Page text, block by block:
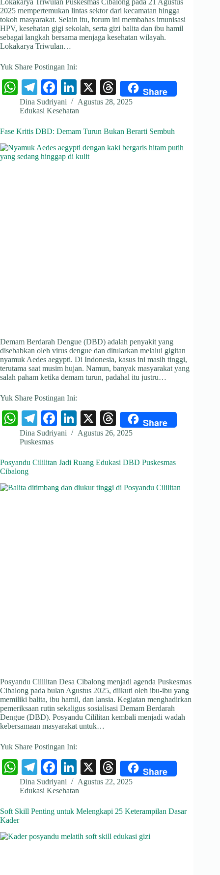
Lokakarya Triwulan Puskesmas Cibalong pada 21 Agustus
2025 mempertemukan lintas sektor dari kecamatan hingga
tokoh masyarakat. Selain itu, forum ini membahas imunisasi
HPV, kesehatan gigi sekolah, serta gizi balita dan ibu hamil
sebagai langkah bersama menjaga kesehatan wilayah.
Lokakarya Triwulan…
Yuk Share Postingan Ini:
W
ha
ts
A
pp
Te
le
gr
a
m
Fa
ce
bo
ok
Li
nk
ed
In
X
T
hr
ds
Share
Dina Sudriyani
Agustus 28, 2025
Edukasi Kesehatan
Fase Kritis DBD: Demam Turun Bukan Berarti Sembuh
Demam Berdarah Dengue (DBD) adalah penyakit yang
disebabkan oleh virus dengue dan ditularkan melalui gigitan
nyamuk Aedes aegypti. Di Indonesia, kasus ini masih tinggi,
terutama saat musim hujan. Namun, banyak masyarakat yang
salah paham ketika demam turun, padahal itu justru…
Yuk Share Postingan Ini:
W
ha
ts
A
pp
Te
le
gr
a
m
Fa
ce
ok
Li
nk
In
X
T
hr
ds
Share
Dina Sudriyani
Agustus 26, 2025
Puskesmas
Posyandu Cililitan Jadi Ruang Edukasi DBD Puskesmas
Cibalong
Posyandu Cililitan Desa Cibalong menjadi agenda Puskesmas
Cibalong pada bulan Agustus 2025, diikuti oleh ibu-ibu yang
memiliki balita, ibu hamil, dan lansia. Kegiatan menghadirkan
pemeriksaan rutin sekaligus sosialisasi Demam Berdarah
Dengue (DBD). Posyandu Cililitan kembali menjadi wadah
kebersamaan masyarakat untuk…
Yuk Share Postingan Ini:
W
ha
ts
A
pp
Te
le
gr
a
Fa
ce
bo
ok
Li
nk
ed
In
X
T
hr
ds
Share
Dina Sudriyani
Agustus 22, 2025
Edukasi Kesehatan
Soft Skill Penting untuk Melengkapi 25 Keterampilan Dasar
Kader